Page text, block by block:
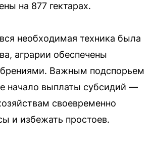
на 877 гектарах.
необходимая техника была
аграрии обеспечены
Важным подспорьем
начало выплаты субсидий —
своевременно
и избежать простоев.